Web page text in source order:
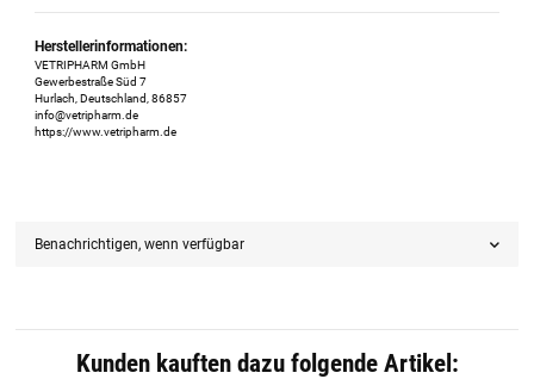
Herstellerinformationen:
VETRIPHARM GmbH
Gewerbestraße Süd 7
Hurlach, Deutschland, 86857
info@vetripharm.de
https://www.vetripharm.de
Benachrichtigen, wenn verfügbar
Kunden kauften dazu folgende Artikel: